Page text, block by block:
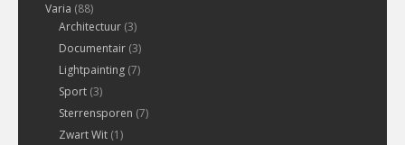
Varia (88)
Architectuur (3)
Documentair (3)
Lightpainting (7)
Sport (3)
Sterrensporen (7)
Zwart Wit (1)